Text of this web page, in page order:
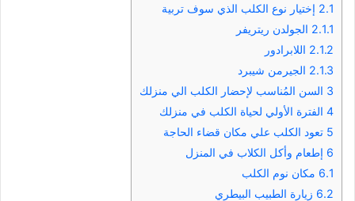
2.1 إختيار نوع الكلب الذي سوف تربية
2.1.1 الجولدن ريتريفر
2.1.2 اللابرادور
2.1.3 الجيرمن شيبرد
3 السن المُناسب لإحضار الكلب الي منزلك
4 الفترة الأولي لحياة الكلب في منزلك
5 تعود الكلب علي مكان قضاء الحاجة
6 إطعام وأكل الكلاب في المنزل
6.1 مكان نوم الكلب
6.2 زيارة الطبيب البيطري